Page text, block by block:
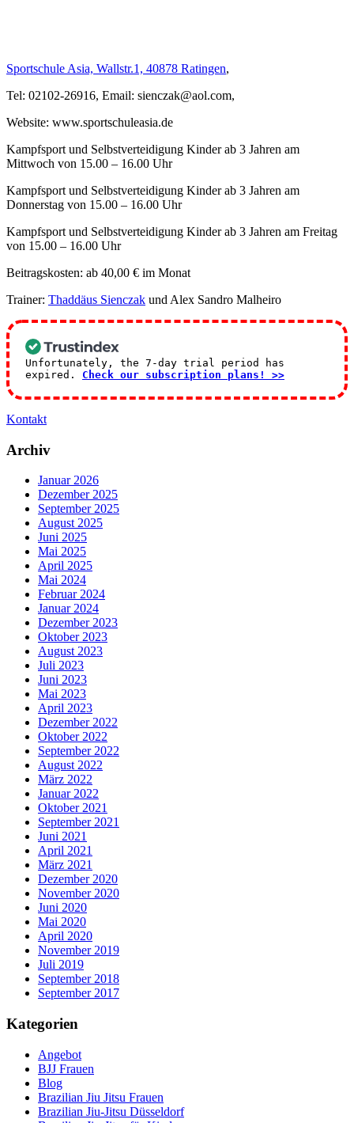
Sportschule Asia, Wallstr.1, 40878 Ratingen,
Tel: 02102-26916, Email: sienczak@aol.com,
Website: www.sportschuleasia.de
Kampfsport und Selbstverteidigung Kinder ab 3 Jahren am
Mittwoch von 15.00 – 16.00 Uhr
Kampfsport und Selbstverteidigung Kinder ab 3 Jahren am
Donnerstag von 15.00 – 16.00 Uhr
Kampfsport und Selbstverteidigung Kinder ab 3 Jahren am Freitag
von 15.00 – 16.00 Uhr
Beitragskosten: ab 40,00 € im Monat
Trainer: Thaddäus Sienczak und Alex Sandro Malheiro
Unfortunately, the 7-day trial period has
expired. Check our subscription plans! >>
Kontakt
Archiv
Januar 2026
Dezember 2025
September 2025
August 2025
Juni 2025
Mai 2025
April 2025
Mai 2024
Februar 2024
Januar 2024
Dezember 2023
Oktober 2023
August 2023
Juli 2023
Juni 2023
Mai 2023
April 2023
Dezember 2022
Oktober 2022
September 2022
August 2022
März 2022
Januar 2022
Oktober 2021
September 2021
Juni 2021
April 2021
März 2021
Dezember 2020
November 2020
Juni 2020
Mai 2020
April 2020
November 2019
Juli 2019
September 2018
September 2017
Kategorien
Angebot
BJJ Frauen
Blog
Brazilian Jiu Jitsu Frauen
Brazilian Jiu-Jitsu Düsseldorf